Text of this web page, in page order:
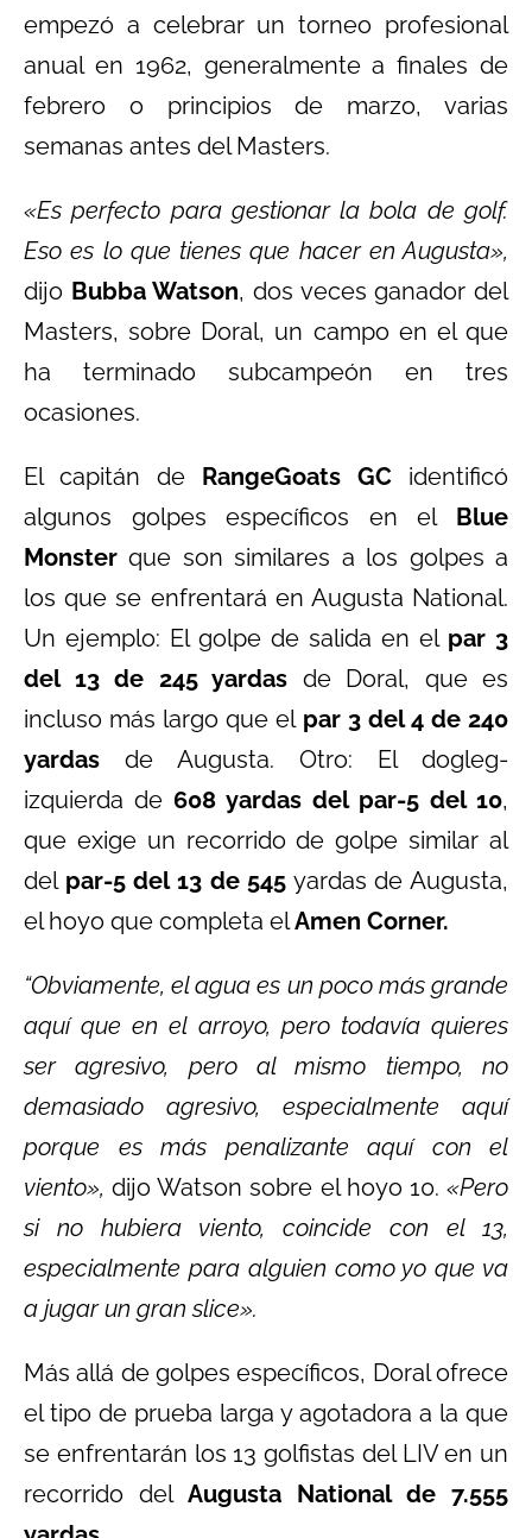
empezó a celebrar un torneo profesional
anual en 1962, generalmente a finales de
febrero o principios de marzo, varias
semanas antes del Masters.
«Es perfecto para gestionar la bola de golf.
Eso es lo que tienes que hacer en Augusta»,
dijo Bubba Watson, dos veces ganador del
Masters, sobre Doral, un campo en el que
ha terminado subcampeón en tres
ocasiones.
El capitán de RangeGoats GC identificó
algunos golpes específicos en el Blue
Monster que son similares a los golpes a
los que se enfrentará en Augusta National.
Un ejemplo: El golpe de salida en el par 3
del 13 de 245 yardas de Doral, que es
incluso más largo que elpar 3 del 4 de 240
yardas de Augusta. Otro: El dogleg-
izquierda de 608 yardas del par-5 del 10,
que exige un recorrido de golpe similar al
del par-5 del 13 de 545 yardas de Augusta,
el hoyo que completa elAmen Corner.
“Obviamente, el agua es un poco más grande
aquí que en el arroyo, pero todavía quieres
ser agresivo, pero al mismo tiempo, no
demasiado agresivo, especialmente aquí
porque es más penalizante aquí con el
viento», dijo Watson sobre el hoyo 10. «Pero
si no hubiera viento, coincide con el 13,
especialmente para alguien como yo que va
a jugar un gran slice».
Más allá de golpes específicos, Doral ofrece
el tipo de prueba larga y agotadora a la que
se enfrentarán los 13 golfistas del LIV en un
recorrido del Augusta National de 7.555